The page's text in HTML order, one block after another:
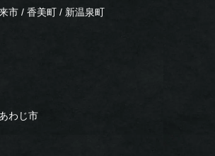
市 / 香美町 / 新温泉町
わじ市